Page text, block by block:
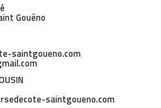
Gouëno
saintgoueno.com
saintgoueno.com